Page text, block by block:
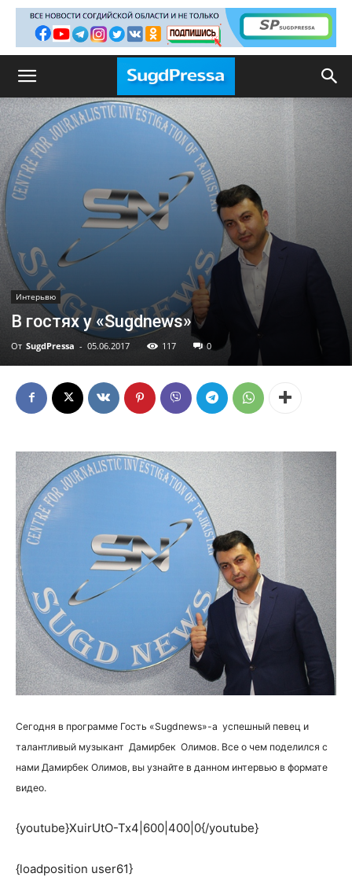
Интерьвю
В гостях у «Sugdnews»
От SugdPressa - 05.06.2017 117 0
Сегодня в программе Гость «Sugdnews»-а успешный певец и
талантливый музыкант Дамирбек Олимов. Все о чем поделился с
нами Дамирбек Олимов, вы узнайте в данном интервью в формате
видео.
{youtube}XuirUtO-Tx4|600|400|0{/youtube}
{loadposition user61}